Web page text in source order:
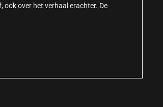
ook over het verhaal erachter. De